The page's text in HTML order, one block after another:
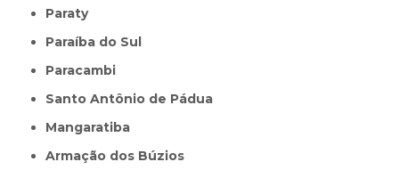
Paraty
Paraíba do Sul
Paracambi
Santo Antônio de Pádua
Mangaratiba
Armação dos Búzios